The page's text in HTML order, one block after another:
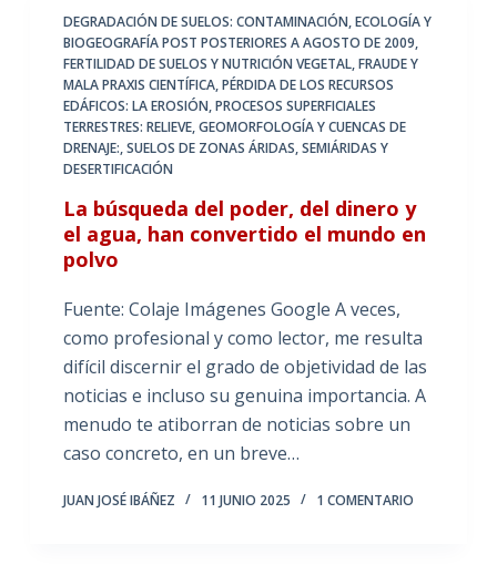
DEGRADACIÓN DE SUELOS: CONTAMINACIÓN,ECOLOGÍA Y
BIOGEOGRAFÍA POST POSTERIORES A AGOSTO DE 2009,
FERTILIDAD DE SUELOS Y NUTRICIÓN VEGETAL,FRAUDE Y
MALA PRAXIS CIENTÍFICA,PÉRDIDA DE LOS RECURSOS
EDÁFICOS: LA EROSIÓN,PROCESOS SUPERFICIALES
TERRESTRES: RELIEVE, GEOMORFOLOGÍA Y CUENCAS DE
DRENAJE:,SUELOS DE ZONAS ÁRIDAS, SEMIÁRIDAS Y
DESERTIFICACIÓN
La búsqueda del poder, del dinero y
el agua, han convertido el mundo en
polvo
Fuente: Colaje Imágenes Google A veces,
como profesional y como lector, me resulta
difícil discernir el grado de objetividad de las
noticias e incluso su genuina importancia. A
menudo te atiborran de noticias sobre un
caso concreto, en un breve…
JUAN JOSÉ IBÁÑEZ 11 JUNIO 2025 1 COMENTARIO